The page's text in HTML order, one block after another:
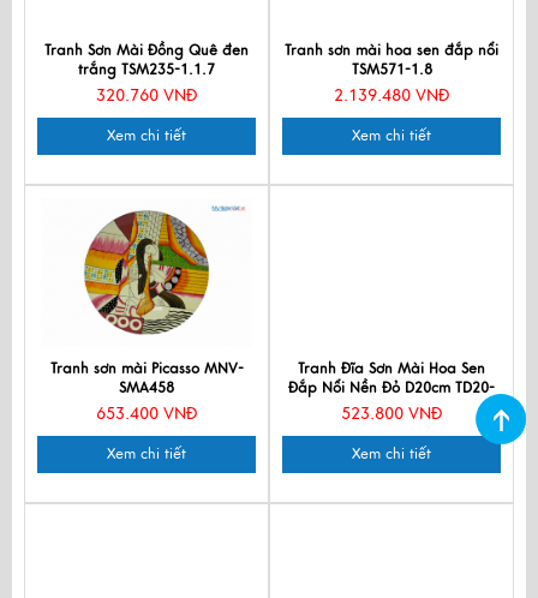
Tranh Sơn Mài Đồng Quê đen
trắng TSM235-1.1.7
320.760 VNĐ
Xem chi tiết
Tranh sơn mài hoa sen đắp nổi
TSM571-1.8
2.139.480 VNĐ
Xem chi tiết
Tranh sơn mài Picasso MNV-
SMA458
653.400 VNĐ
Xem chi tiết
Tranh Đĩa Sơn Mài Hoa Sen
Đắp Nổi Nền Đỏ D20cm TD20-
3.2
523.800 VNĐ
Xem chi tiết